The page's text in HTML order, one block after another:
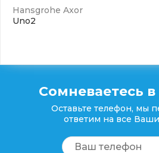
Hansgrohe Axor
Uno2
Сомневаетесь
Оставьте телефон, мы
ответим на все